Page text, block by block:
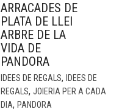
ARRACADES DE
PLATA DE LLEI
ARBRE DE LA
VIDA DE
PANDORA
IDEES DE REGALS,
IDEES DE
REGALS, JOIERIA PER A CADA
DIA, PANDORA